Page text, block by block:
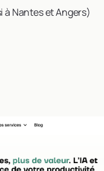
à Nantes et Angers)